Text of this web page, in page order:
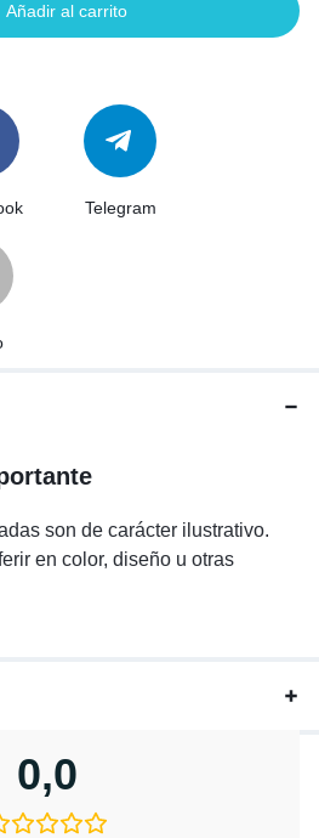
Añadir al carrito
Telegram
son de carácter ilustrativo.
en color, diseño u otras
0,0